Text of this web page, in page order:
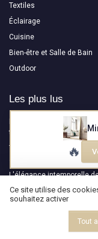
🔥
Textiles
Éclairage
Cuisine
Bien-être et Salle de Bain
Outdoor
Les plus lus
Interview de Thomas
transformer la perception
Test DURASPACE
L'élégance intemporelle
Interview de Hugo
moderne et savoir-faire
Interview de Nicolas
depuis 1969, entre
Ce site utilise des
souhaitez activer
Tout